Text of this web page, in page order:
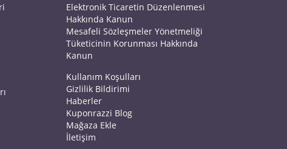
Elektronik Ticaretin Düzenlenmesi
Hakkında Kanun
Mesafeli Sözleşmeler Yönetmeliği
Tüketicinin Korunması Hakkında
Kanun
Kullanım Koşulları
Gizlilik Bildirimi
Haberler
Kuponrazzi Blog
Mağaza Ekle
İletişim